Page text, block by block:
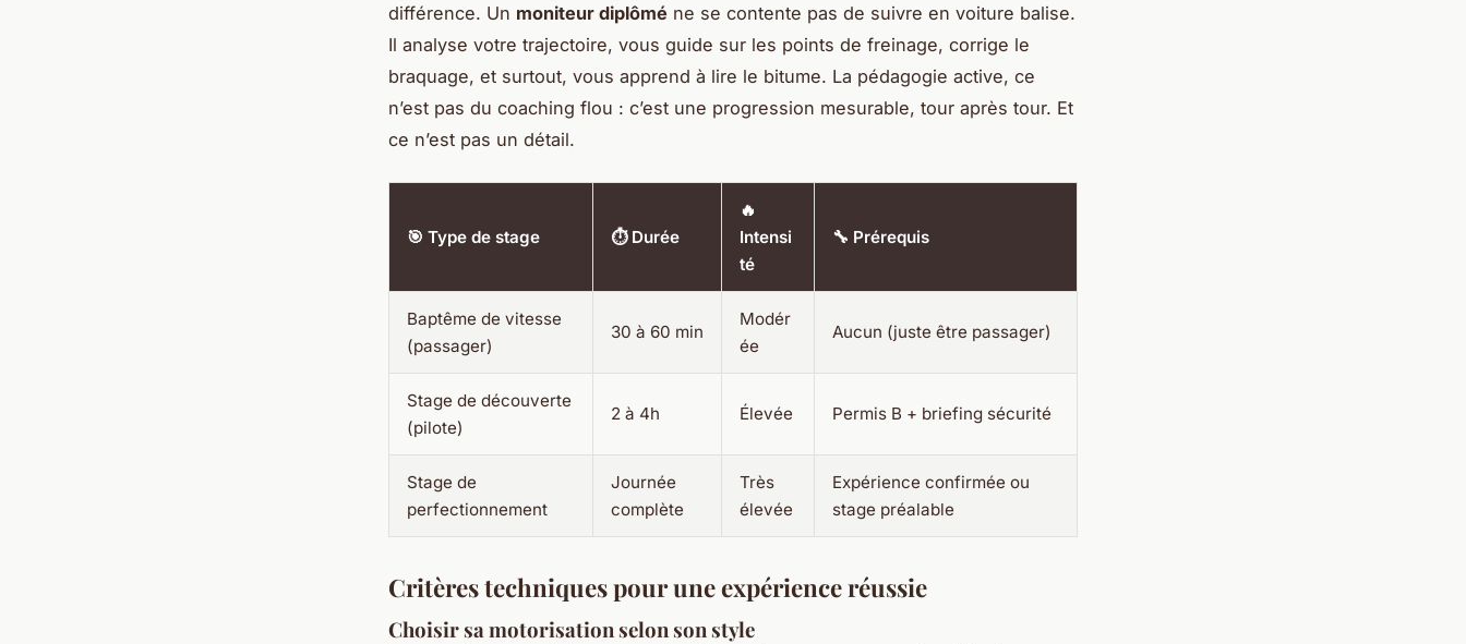
différence. Un moniteur diplômé ne se contente pas de suivre en voiture balise.
Il analyse votre trajectoire, vous guide sur les points de freinage, corrige le
braquage, et surtout, vous apprend à lire le bitume. La pédagogie active, ce
n’est pas du coaching flou : c’est une progression mesurable, tour après tour. Et
ce n’est pas un détail.
🎯 Type de stage ⏱️ Durée
🔥
Intensi
té
🔧 Prérequis
Baptême de vitesse
(passager)
30 à 60 min
Modér
ée
Aucun (juste être passager)
Stage de découverte
(pilote)
2 à 4h Élevée Permis B + briefing sécurité
Stage de
perfectionnement
Journée
complète
Très
élevée
Expérience confirmée ou
stage préalable
Critères techniques pour une expérience réussie
Choisir sa motorisation selon son style